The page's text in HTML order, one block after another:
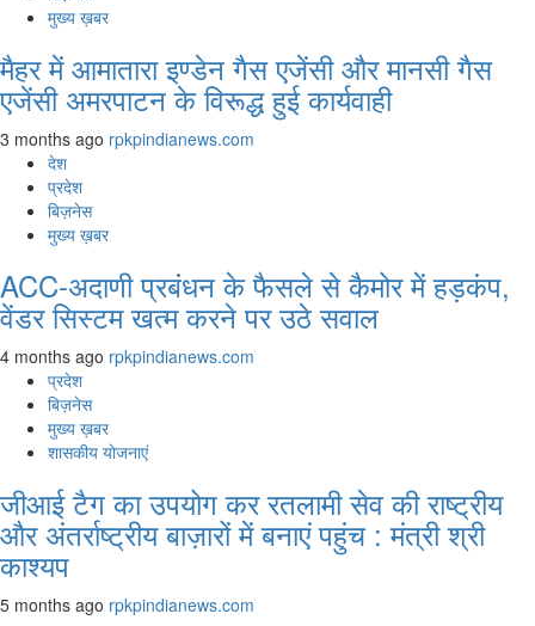
मुख्य ख़बर
मैहर में आमातारा इण्डेन गैस एजेंसी और मानसी गैस
एजेंसी अमरपाटन के विरूद्ध हुई कार्यवाही
3 months ago rpkpindianews.com
देश
प्रदेश
बिज़नेस
मुख्य ख़बर
ACC-अदाणी प्रबंधन के फैसले से कैमोर में हड़कंप,
वेंडर सिस्टम खत्म करने पर उठे सवाल
4 months ago rpkpindianews.com
प्रदेश
बिज़नेस
मुख्य ख़बर
शासकीय योजनाएं
जीआई टैग का उपयोग कर रतलामी सेव की राष्ट्रीय
और अंतर्राष्ट्रीय बाज़ारों में बनाएं पहुंच : मंत्री श्री
काश्यप
5 months ago rpkpindianews.com